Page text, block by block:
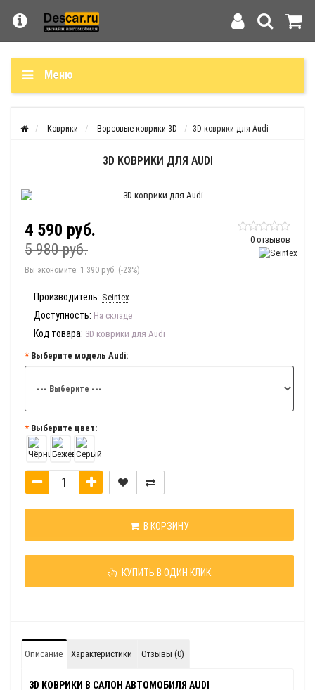
Меню
Коврики Ворсовые коврики 3D 3D коврики для Audi
3D КОВРИКИ ДЛЯ AUDI
0 отзывов
4 590 руб.
5 980 руб.
Вы экономите: 1 390 руб. (-23%)
Производитель: Seintex
Доступность: На складе
Код товара: 3D коврики для Audi
Выберите модель Audi:
Выберите цвет:
В КОРЗИНУ
КУПИТЬ В ОДИН КЛИК
Описание Характеристики Отзывы (0)
3D КОВРИКИ В САЛОН АВТОМОБИЛЯ AUDI